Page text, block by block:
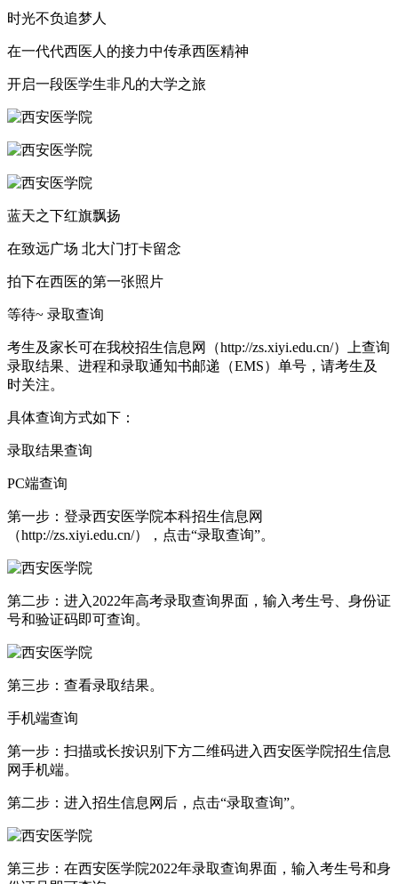
时光不负追梦人
在一代代西医人的接力中传承西医精神
开启一段医学生非凡的大学之旅
蓝天之下红旗飘扬
在致远广场 北大门打卡留念
拍下在西医的第一张照片
等待~ 录取查询
考生及家长可在我校招生信息网（http://zs.xiyi.edu.cn/）上查询
录取结果、进程和录取通知书邮递（EMS）单号，请考生及
时关注。
具体查询方式如下：
录取结果查询
PC端查询
第一步：登录西安医学院本科招生信息网
（http://zs.xiyi.edu.cn/），点击“录取查询”。
第二步：进入2022年高考录取查询界面，输入考生号、身份证
号和验证码即可查询。
第三步：查看录取结果。
手机端查询
第一步：扫描或长按识别下方二维码进入西安医学院招生信息
网手机端。
第二步：进入招生信息网后，点击“录取查询”。
第三步：在西安医学院2022年录取查询界面，输入考生号和身